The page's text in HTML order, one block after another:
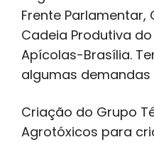
Frente
Cadeia Produtiva
Apícolas-Brasília.
algumas demandas
Criação do Grupo
Agrotóxicos para